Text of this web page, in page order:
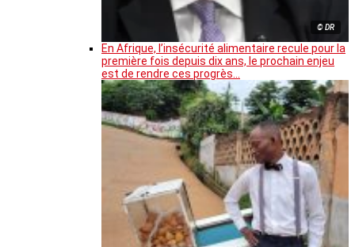
© DR
En Afrique, l’insécurité alimentaire recule pour la
première fois depuis dix ans, le prochain enjeu
est de rendre ces progrès…